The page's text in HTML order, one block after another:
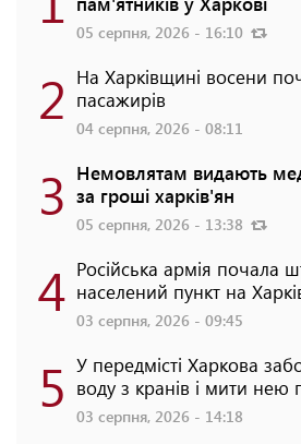
05 серпня, 2026 - 16:10
2 На Харківщині восени
пасажирів
04 серпня, 2026 - 08:11
3 Немовлятам видають
за гроші харків'ян
05 серпня, 2026 - 13:38
4 Російська армія почала
населений пункт на
03 серпня, 2026 - 09:45
5 У передмісті Харкова
воду з кранів і мити нею
03 серпня, 2026 - 14:18